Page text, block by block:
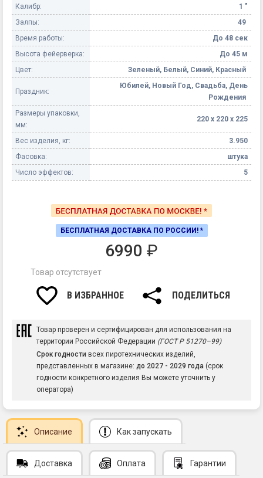
Калибр:
1 "
Залпы:
49
Время работы:
До 48 сек
Высота фейерверка:
До 45 м
Цвет:
Зеленый, Белый, Синий, Красный
Праздник:
Юбилей, Новый Год, Свадьба, День
Рождения
Размеры упаковки,
мм:
220 х 220 х 225
Вес изделия, кг:
3.950
Фасовка:
штука
Число эффектов:
5
БЕСПЛАТНАЯ ДОСТАВКА ПО РОССИИ! *
6990 ₽
Товар отсутствует
В ИЗБРАННОЕ ПОДЕЛИТЬСЯ
Товар проверен и сертифицирован для использования на
территории Российской Федерации (ГОСТ Р 51270–99)
Срок годности всех пиротехнических изделий,
представленных в магазине: до 2027 - 2029 года (срок
годности конкретного изделия Вы можете уточнить у
оператора)
Описание Как запускать
Доставка Оплата Гарантии